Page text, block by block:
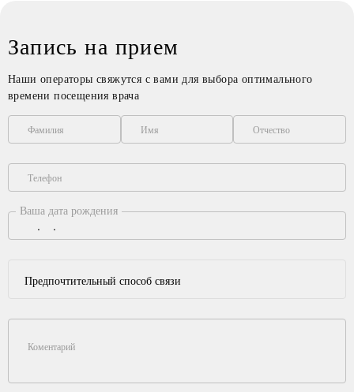
Запись на прием
Наши операторы свяжутся с вами для выбора оптимального
времени посещения врача
Фамилия Имя Отчество
Телефон
Ваша дата рождения
Предпочтительный способ связи
Коментарий